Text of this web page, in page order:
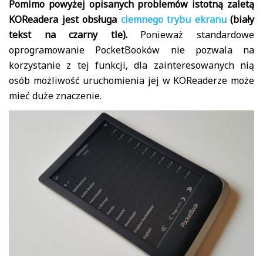
Pomimo powyżej opisanych problemów istotną zaletą
KOReadera jest obsługa ciemnego trybu ekranu(biały
tekst na czarny tle).Ponieważ standardowe
oprogramowanie PocketBooków nie pozwala na
korzystanie z tej funkcji, dla zainteresowanych nią
osób możliwość uruchomienia jej w KOReaderze może
mieć duże znaczenie.